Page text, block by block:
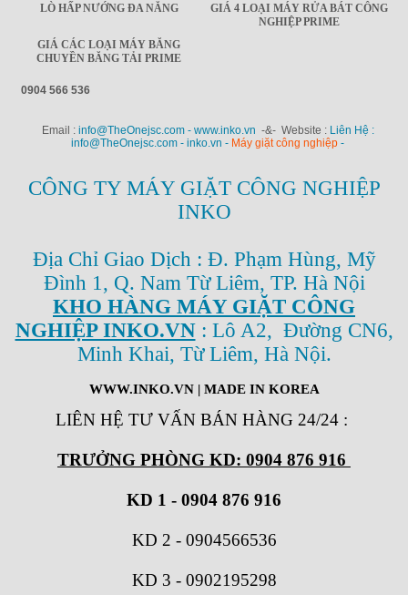
LÒ HẤP NƯỚNG ĐA NĂNG
GIÁ 4 LOẠI MÁY RỬA BÁT CÔNG
NGHIỆP PRIME
GIÁ CÁC LOẠI MÁY BĂNG
CHUYỀN BĂNG TẢI PRIME
0904 566 536
Email : info@TheOnejsc.com - www.inko.vn -&- Website : Liên Hệ :
info@TheOnejsc.com - inko.vn - Máy giặt công nghiệp -
CÔNG TY MÁY GIẶT CÔNG NGHIỆP
INKO
Địa Chỉ Giao Dịch : Đ. Phạm Hùng, Mỹ
Đình 1, Q. Nam Từ Liêm, TP. Hà Nội
KHO HÀNG MÁY GIẶT CÔNG
NGHIỆP INKO.VN: Lô A2, Đường CN6,
Minh Khai, Từ Liêm, Hà Nội.
WWW.INKO.VN| MADE IN KOREA
LIÊN HỆ TƯ VẤN BÁN HÀNG 24/24 :
TRƯỞNG PHÒNG KD: 0904 876 916
KD 1 - 0904 876 916
KD 2 - 0904566536
KD 3 - 0902195298